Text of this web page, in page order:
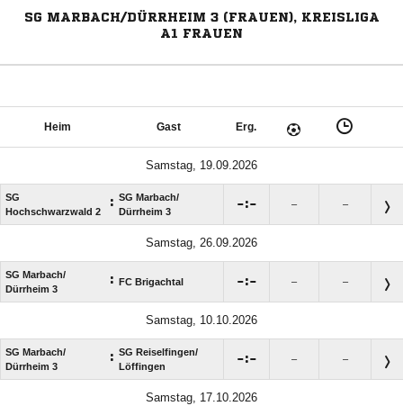
SG MARBACH/DÜRRHEIM 3 (FRAUEN), KREISLIGA
A1 FRAUEN
Heim Gast Erg.
Samstag, 19.09.2026
SG
Hochschwarzwald 2
: SG Marbach/​
Dürrheim 3
: – –
Samstag, 26.09.2026
SG Marbach/​
Dürrheim 3
: FC Brigachtal : – –
Samstag, 10.10.2026
SG Marbach/​
Dürrheim 3
: SG Reiselfingen/​
Löffingen
: – –
Samstag, 17.10.2026